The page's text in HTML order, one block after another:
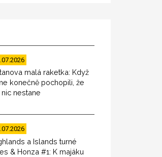
malá raketka: Když
konečně pochopili, že
nestane
a Islands turné
& Honza #1: K majáku